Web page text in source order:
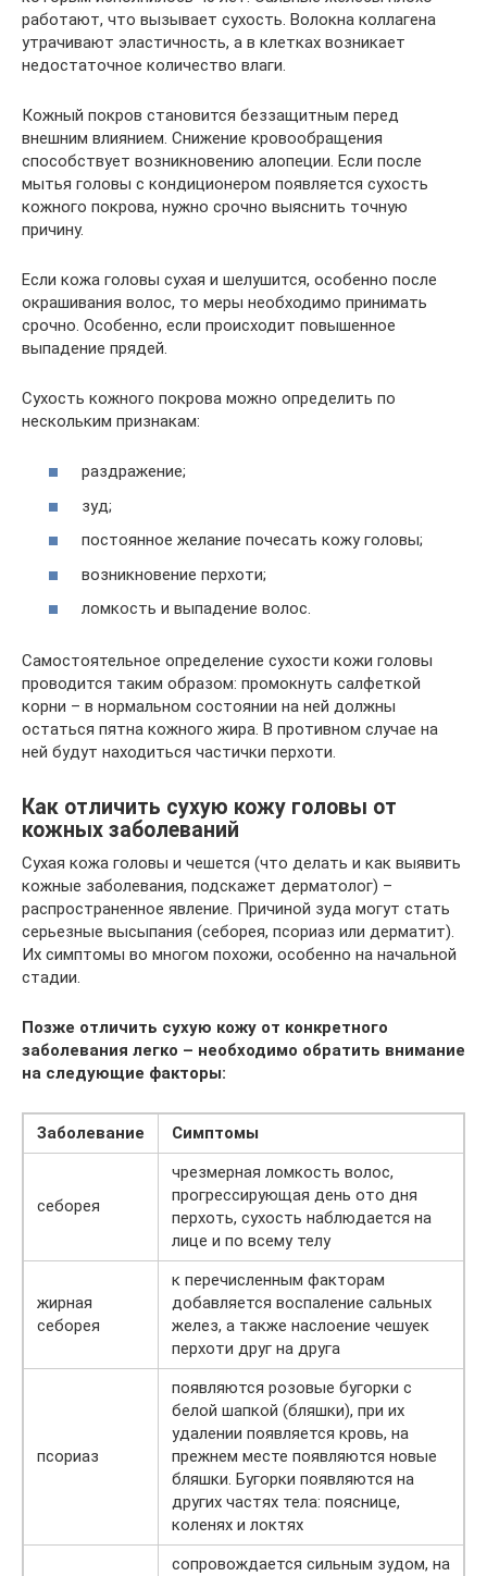
работают, что вызывает сухость. Волокна коллагена
утрачивают эластичность, а в клетках возникает
недостаточное количество влаги.
Кожный покров становится беззащитным перед
внешним влиянием. Снижение кровообращения
способствует возникновению алопеции. Если после
мытья головы с кондиционером появляется сухость
кожного покрова, нужно срочно выяснить точную
причину.
Если кожа головы сухая и шелушится, особенно после
окрашивания волос, то меры необходимо принимать
срочно. Особенно, если происходит повышенное
выпадение прядей.
Сухость кожного покрова можно определить по
нескольким признакам:
раздражение;
зуд;
постоянное желание почесать кожу головы;
возникновение перхоти;
ломкость и выпадение волос.
Самостоятельное определение сухости кожи головы
проводится таким образом: промокнуть салфеткой
корни – в нормальном состоянии на ней должны
остаться пятна кожного жира. В противном случае на
ней будут находиться частички перхоти.
Как отличить сухую кожу головы от
кожных заболеваний
Сухая кожа головы и чешется (что делать и как выявить
кожные заболевания, подскажет дерматолог) –
распространенное явление. Причиной зуда могут стать
серьезные высыпания (себорея, псориаз или дерматит).
Их симптомы во многом похожи, особенно на начальной
стадии.
Позже отличить сухую кожу от конкретного
заболевания легко – необходимо обратить внимание
на следующие факторы:
Заболевание Симптомы
себорея
чрезмерная ломкость волос,
прогрессирующая день ото дня
перхоть, сухость наблюдается на
лице и по всему телу
жирная
себорея
к перечисленным факторам
добавляется воспаление сальных
желез, а также наслоение чешуек
перхоти друг на друга
псориаз
появляются розовые бугорки с
белой шапкой (бляшки), при их
удалении появляется кровь, на
прежнем месте появляются новые
бляшки. Бугорки появляются на
других частях тела: пояснице,
коленях и локтях
сопровождается сильным зудом, на